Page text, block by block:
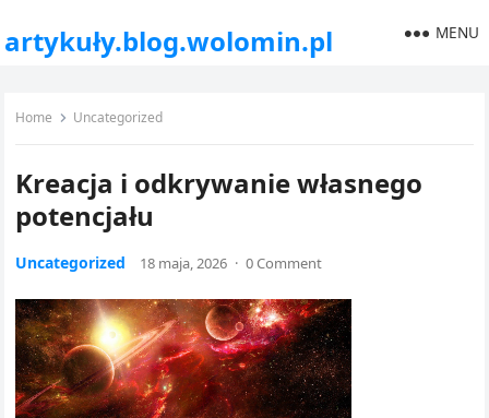
artykuły.blog.wolomin.pl MENU
Home Uncategorized
Kreacja i odkrywanie własnego
potencjału
Uncategorized 18 maja, 2026 · 0 Comment